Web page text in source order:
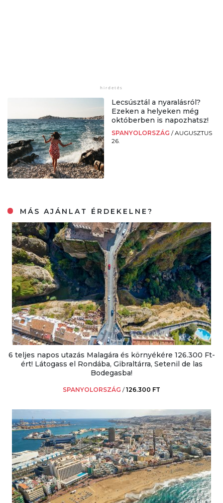
Lecsúsztál a nyaralásról?
Ezeken a helyeken még
októberben is napozhatsz!
SPANYOLORSZÁG /AUGUSZTUS
26.
MÁS AJÁNLAT ÉRDEKELNE?
6 teljes napos utazás Malagára és környékére 126.300 Ft-
ért! Látogass el Rondába, Gibraltárra, Setenil de las
Bodegasba!
SPANYOLORSZÁG /126.300 FT